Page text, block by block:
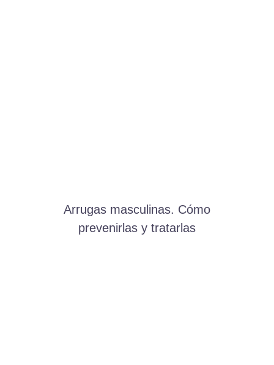
Arrugas masculinas. Cómo
prevenirlas y tratarlas